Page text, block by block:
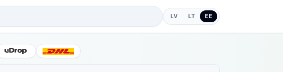
LV LT EE
uDrop DHL